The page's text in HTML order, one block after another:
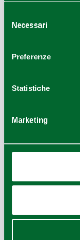
delNecessari
Preferenze
Statistiche
Marketing
−